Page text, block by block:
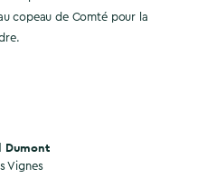
copeau de Comté pour la
Dumont
Vignes